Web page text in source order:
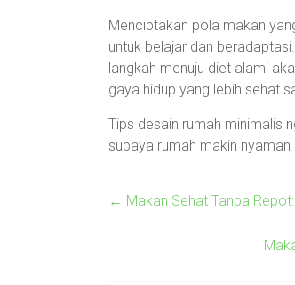
Menciptakan pola makan
untuk belajar dan
langkah menuju diet alami
gaya hidup yang lebih sehat
Tips desain rumah minimalis
supaya rumah makin nyaman
← Makan Sehat Tanpa